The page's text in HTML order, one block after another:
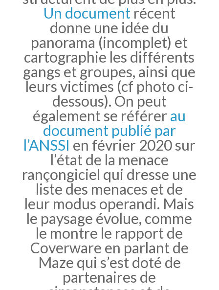
Un document récent
donne une idée du
panorama (incomplet) et
cartographie les différents
gangs et groupes, ainsi que
leurs victimes (cf photo ci-
dessous). On peut
également se référerau
document publié par
l’ANSSI en février 2020 sur
l’état de la menace
rançongiciel qui dresse une
liste des menaces et de
leur modus operandi. Mais
le paysage évolue, comme
le montre le rapport de
Coverware en parlant de
Maze qui s’est doté de
partenaires de